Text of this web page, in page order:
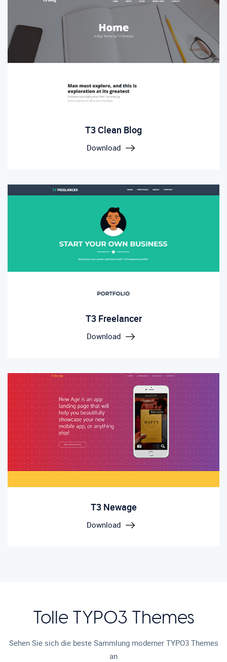
T3 Clean Blog
Download
T3 Freelancer
Download
T3 Newage
Download
Tolle TYPO3 Themes
Sehen Sie sich die beste Sammlung moderner TYPO3 Themes
an